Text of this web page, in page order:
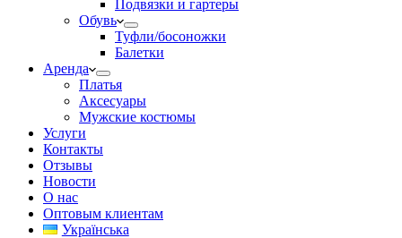
Подвязки и гартеры
Обувь
Туфли/босоножки
Балетки
Аренда
Платья
Аксесуары
Мужские костюмы
Услуги
Контакты
Отзывы
Новости
О нас
Оптовым клиентам
Українська